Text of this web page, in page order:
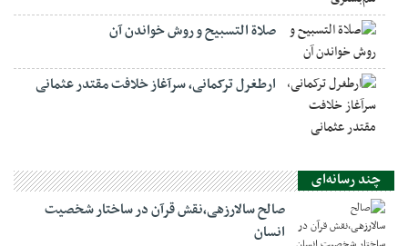
صلاة التسبيح و روش خواندن آن
ارطغرل ترکمانی، سرآغاز خلافت مقتدر عثمانی
چند رسانه‌ای
صالح سالارزهی،‌نقش قرآن در ساختار شخصیت
انسان